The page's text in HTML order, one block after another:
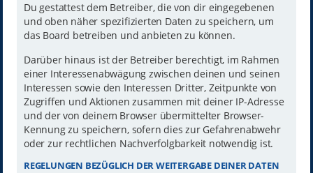
Du gestattest dem Betreiber, die von dir eingegebenen
und oben näher spezifizierten Daten zu speichern, um
das Board betreiben und anbieten zu können.
Darüber hinaus ist der Betreiber berechtigt, im Rahmen
einer Interessenabwägung zwischen deinen und seinen
Interessen sowie den Interessen Dritter, Zeitpunkte von
Zugriffen und Aktionen zusammen mit deiner IP-Adresse
und der von deinem Browser übermittelter Browser-
Kennung zu speichern, sofern dies zur Gefahrenabwehr
oder zur rechtlichen Nachverfolgbarkeit notwendig ist.
REGELUNGEN BEZÜGLICH DER WEITERGABE DEINER DATEN